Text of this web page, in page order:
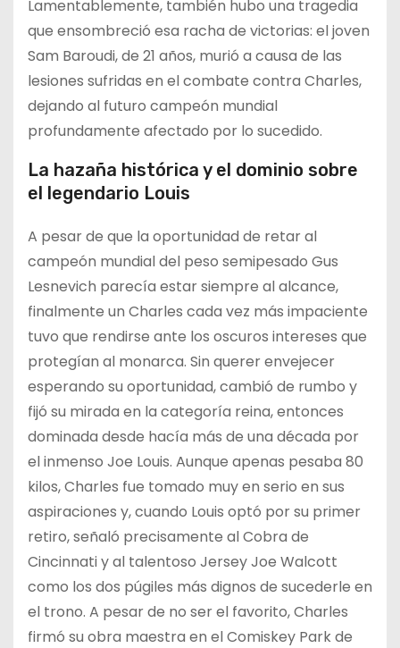
Lamentablemente, también hubo una tragedia
que ensombreció esa racha de victorias: el joven
Sam Baroudi, de 21 años, murió a causa de las
lesiones sufridas en el combate contra Charles,
dejando al futuro campeón mundial
profundamente afectado por lo sucedido.
La hazaña histórica y el dominio sobre
el legendario Louis
A pesar de que la oportunidad de retar al
campeón mundial del peso semipesado Gus
Lesnevich parecía estar siempre al alcance,
finalmente un Charles cada vez más impaciente
tuvo que rendirse ante los oscuros intereses que
protegían al monarca. Sin querer envejecer
esperando su oportunidad, cambió de rumbo y
fijó su mirada en la categoría reina, entonces
dominada desde hacía más de una década por
el inmenso Joe Louis. Aunque apenas pesaba 80
kilos, Charles fue tomado muy en serio en sus
aspiraciones y, cuando Louis optó por su primer
retiro, señaló precisamente al Cobra de
Cincinnati y al talentoso Jersey Joe Walcott
como los dos púgiles más dignos de sucederle en
el trono. A pesar de no ser el favorito, Charles
firmó su obra maestra en el Comiskey Park de